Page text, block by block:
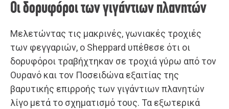
Οι δορυφόροι των γιγάντιων πλανητών
Μελετώντας τις μακρινές, γωνιακές τροχιές
των φεγγαριών, ο Sheppard υπέθεσε ότι οι
δορυφόροι τραβήχτηκαν σε τροχιά γύρω από τον
Ουρανό και τον Ποσειδώνα εξαιτίας της
βαρυτικής επιρροής των γιγάντιων πλανητών
λίγο μετά το σχηματισμό τους. Τα εξωτερικά